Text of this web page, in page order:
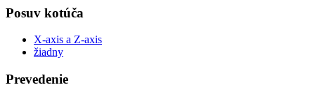
Posuv kotúča
X-axis a Z-axis
žiadny
Prevedenie